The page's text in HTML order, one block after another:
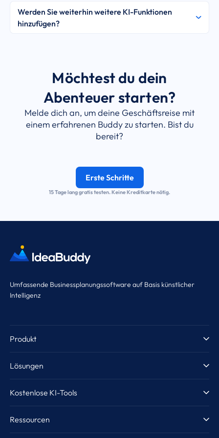
indem Sie die Seite für KI-Unterstützung in unserer
App besuchen. Diese Guthaben haben kein
Werden Sie weiterhin weitere KI-Funktionen
hinzufügen?
Möchtest du dein
Abenteuer starten?
Melde dich an, um deine Geschäftsreise mit
einem erfahrenen Buddy zu starten. Bist du
bereit?
Erste Schritte
15 Tage lang gratis testen. Keine Kreditkarte nötig.
Umfassende Businessplanungssoftware auf Basis künstlicher
Intelligenz
Produkt
Vorlagen
Lösungen
Business Schools
Kostenlose KI-Tools
Ressourcen